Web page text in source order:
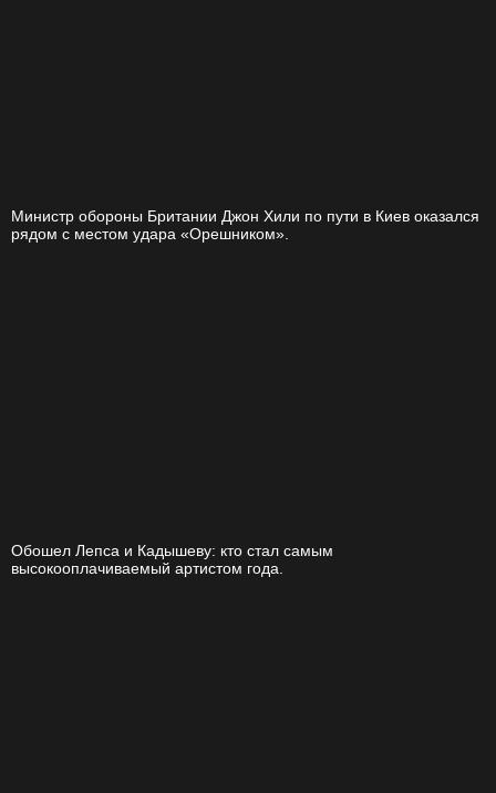
Министр обороны Британии Джон Хили по пути в Киев оказался
рядом с местом удара «Орешником».
Обошел Лепса и Кадышеву: кто стал самым
высокооплачиваемый артистом года.